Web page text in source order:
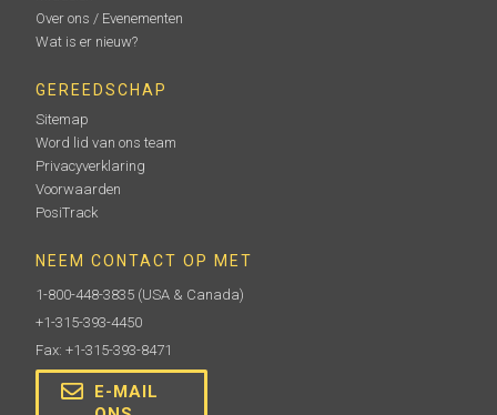
Over ons / Evenementen
Wat is er nieuw?
GEREEDSCHAP
Sitemap
Word lid van ons team
Privacyverklaring
Voorwaarden
PosiTrack
NEEM CONTACT OP MET
1-800-448-3835 (USA & Canada)
+1-315-393-4450
Fax: +1-315-393-8471
E-MAIL